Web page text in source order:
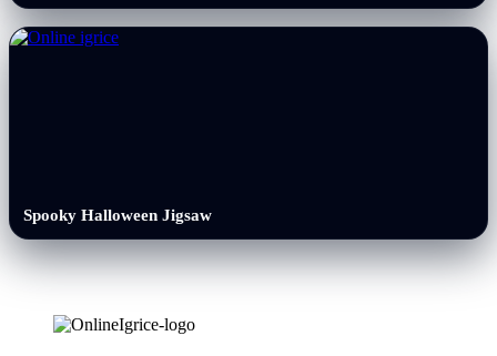
Spooky Halloween Jigsaw